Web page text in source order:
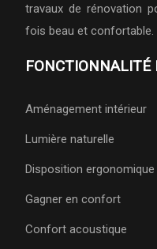
travaux de rénovation
fois beau et confortable.
FONCTIONNALITÉ
Aménagement intérieur
Lumière naturelle
Disposition ergonomique
Gagner en confort
Confort acoustique